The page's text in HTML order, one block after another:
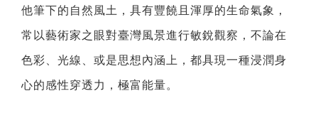
他筆下的自然風土，具有豐饒且渾厚的生命氣象，
常以藝術家之眼對臺灣風景進行敏銳觀察，不論在
色彩、光線、或是思想內涵上，都具現一種浸潤身
心的感性穿透力，極富能量。